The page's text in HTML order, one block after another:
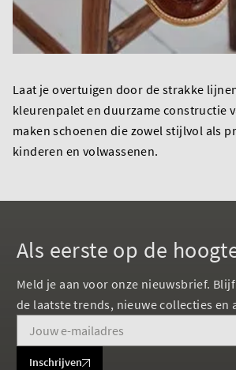
Laat je overtuigen door de strakke
kleurenpalet en duurzame constructie
maken schoenen die zowel stijlvol als
kinderen en volwassenen.
Als eerste op de
Meld je aan voor onze nieuwsbrief.
de laatste trends, nieuwe collecties en
Inschrijven